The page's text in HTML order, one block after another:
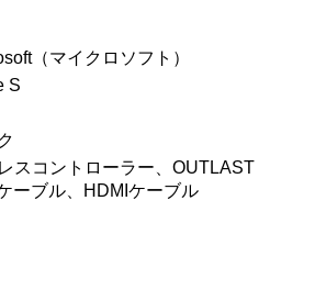
（マイクロソフト）
S
スコントローラー、OUTLAST
ーブル、HDMIケーブル